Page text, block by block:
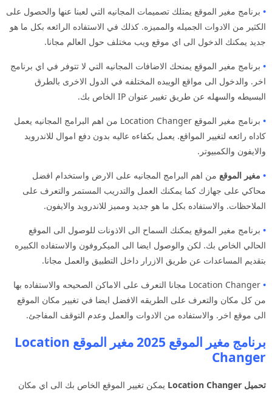
• برنامج مغير الموقع يمتلك تصميمات المجانيه التي لعبنا عنها والحصول على
الكثير من الادوات الجميله والمميزه. كذلك في الاستفاده الرائعه بكل ما هو
جديد يمكنك الدخول الى اي موقع ويب مختلف حول العالم مجانا.
• برنامج مغير الموقع يمنحك الاضافات المجانيه التي لا تتوفر في اي برنامج
اخر. والدخول الى مواقع الويبده المختلفه في الدول الاخرى بالطرق
البسيطه والسهله عن طريق تغيير عنوان IP الخاص بك.
•
برنامج مغير الموقع Location Changer من اهم البرامج المجانيه يعمل
كاداه رائعه لتغيير المواقع. يعمل بكفاءه عاليه بدون دفع اموال للاندرويد
والايفون والكمبيوتر.
• مغير الموقع من اهم البرامج المجانيه على الارض واستخدام افضل
محاكي على جهازك كما يمكنك العمل والتدريب المستمر والتعرف على
الملاحظات. والاستفاده بكل ما هو جديد ومميز للاندرويد والايفون.
• برنامج مغير الموقع يمكنك السماح الى الاذونات للوصول الى الموقع
الحالي الخاص بك. لكن والوصول ايضا الى الميكروفون والاستفاده الكبيره
بتقديم المساعدات عن طريق الازرار داخل التطبيق والعمل مجانا.
•
Location Changer مجانا التعرف على الاماكن الصحيحه والاستفاده بها
من كل مكان والتعرف على الطريقه الافضل ايضا في تغيير مكان الموقع
الى موقع اخر. والاستفاده من الادوات والعمل وعدم التوقف المفاجئ.
برنامج مغير الموقع 2025 مغير الموقع Location
Changer
تحميل Location Changer
يمكن تغيير الموقع الخاص بك الى اي مكان